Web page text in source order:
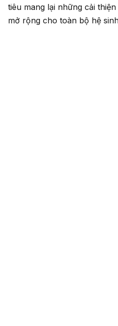
tiêu mang lại những cải
mở rộng cho toàn bộ hệ